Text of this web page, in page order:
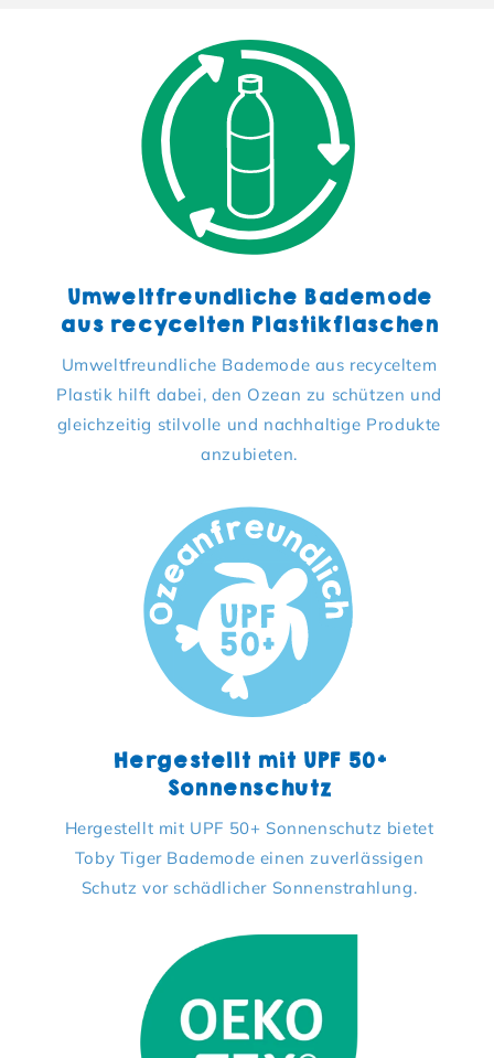
Umweltfreundliche Bademode
aus recycelten Plastikflaschen
Umweltfreundliche Bademode aus recyceltem
Plastik hilft dabei, den Ozean zu schützen und
gleichzeitig stilvolle und nachhaltige Produkte
anzubieten.
Hergestellt mit UPF 50+
Sonnenschutz
Hergestellt mit UPF 50+ Sonnenschutz bietet
Toby Tiger Bademode einen zuverlässigen
Schutz vor schädlicher Sonnenstrahlung.